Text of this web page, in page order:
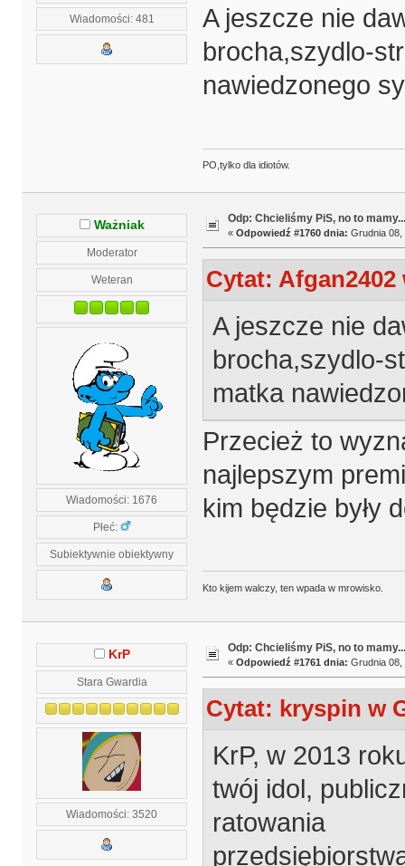
Wiadomości: 481
A jeszcze nie
brocha,szydlo-
nawiedzonego
PO,tylko dla idiotów.
Ważniak
Moderator
Weteran
Wiadomości: 1676
Płeć:
Subiektywnie obiektywny
Odp: Chcieliśmy PiS, no to
« Odpowiedź #1760 dnia: Grudnia 08,
Cytat: Afgan2402
A jeszcze nie
brocha,szydlo-
matka
Przecież to
najlepszym
kim będzie były
Kto kijem walczy, ten wpada w mrowisko.
KrP
Stara Gwardia
Wiadomości: 3520
Odp: Chcieliśmy PiS, no to
« Odpowiedź #1761 dnia: Grudnia 08,
Cytat: kryspin w
KrP, w 2013
twój idol,
ratowania